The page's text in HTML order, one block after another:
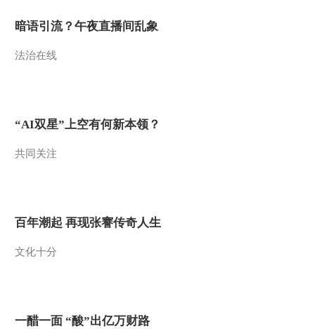
暗语引流？午夜直播间乱象
法治在线
“AI双星”上空有何新本领？
共同关注
百年潮起 再现张謇传奇人生
文化十分
一醋一面 “酸”出亿万财路